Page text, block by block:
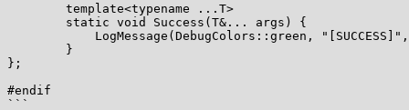
        template<typename ...T>
        static void Success(T&... args) {
LogMessage(DebugColors::green,
        }
};
```